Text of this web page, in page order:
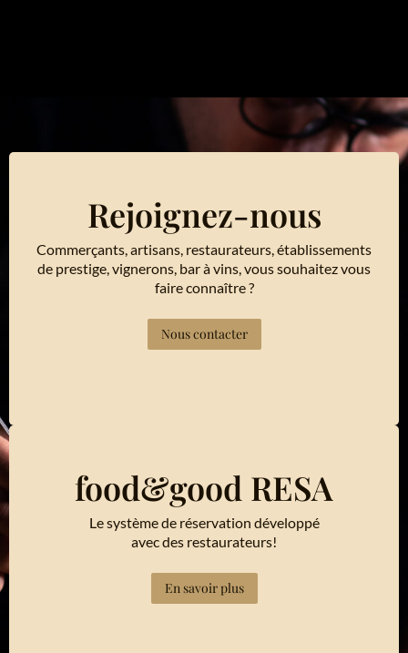
Rejoignez-nous
Commerçants, artisans, restaurateurs, établissements
de prestige, vignerons, bar à vins, vous souhaitez vous
faire connaître ?
Nous contacter
food&good RESA
Le système de réservation développé
avec des restaurateurs!
En savoir plus